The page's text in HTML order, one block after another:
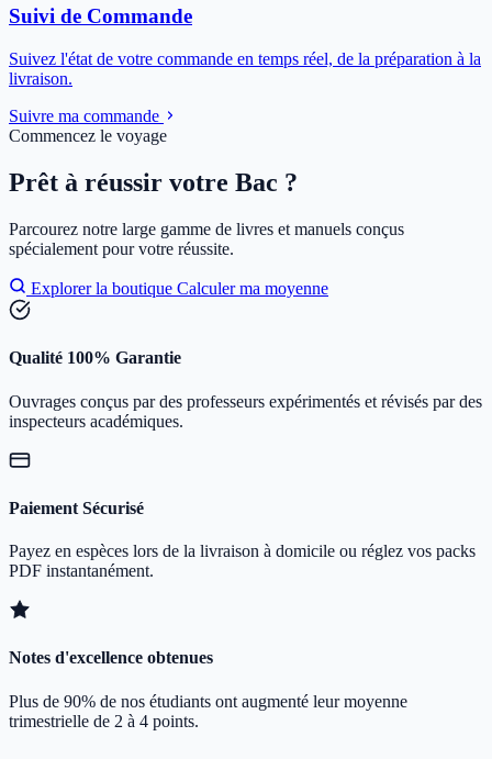
Suivi de Commande
Suivez l'état de votre commande en temps réel, de la préparation à la
livraison.
Suivre ma commande
Commencez le voyage
Prêt à réussir votre Bac ?
Parcourez notre large gamme de livres et manuels conçus
spécialement pour votre réussite.
Explorer la boutique Calculer ma moyenne
Qualité 100% Garantie
Ouvrages conçus par des professeurs expérimentés et révisés par des
inspecteurs académiques.
Paiement Sécurisé
Payez en espèces lors de la livraison à domicile ou réglez vos packs
PDF instantanément.
Notes d'excellence obtenues
Plus de 90% de nos étudiants ont augmenté leur moyenne
trimestrielle de 2 à 4 points.